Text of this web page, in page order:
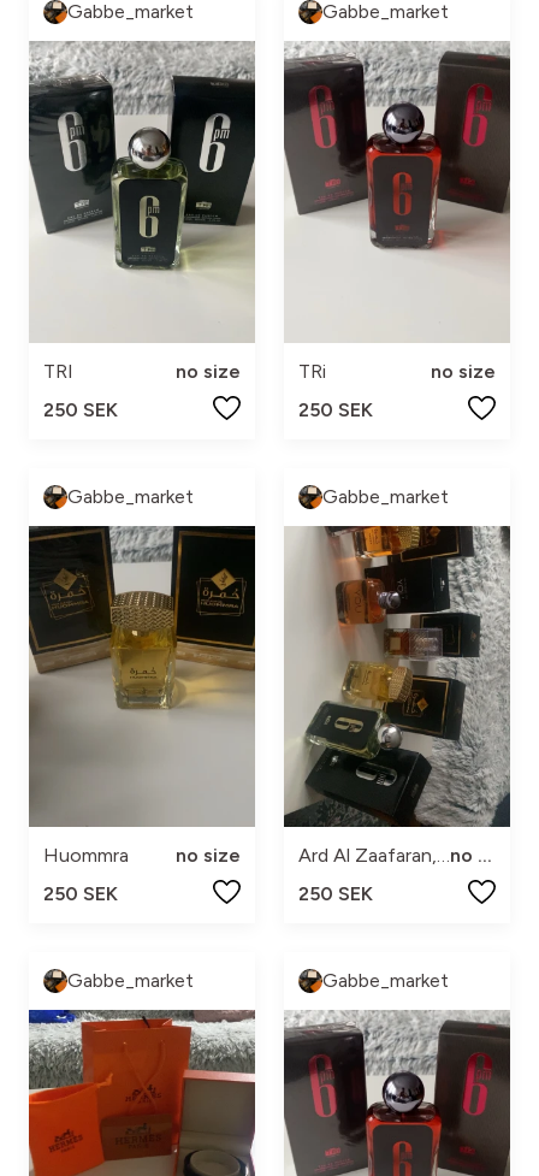
Gabbe_market
TRI
no size
250 SEK
Gabbe_market
TRi
no size
250 SEK
Gabbe_market
Huommra
no size
250 SEK
Gabbe_market
Ard Al Zaafaran, You, 6ml
no size
250 SEK
Gabbe_market Gabbe_market